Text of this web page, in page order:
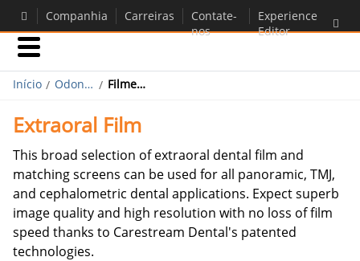
Companhia Carreiras
Contate-
nos
Experience
Editor
Produtos
Suporte
Início Odontológico Filme extraoral
Extraoral Film
This broad selection of extraoral dental film and
matching screens can be used for all panoramic, TMJ,
and cephalometric dental applications. Expect superb
image quality and high resolution with no loss of film
speed thanks to Carestream Dental's patented
technologies.